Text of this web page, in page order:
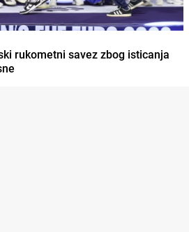
rukometni savez zbog isticanja